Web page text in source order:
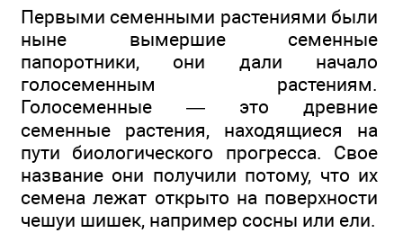
Первыми семенными растениями были
ныне вымершие семенные
папоротники, они дали начало
голосеменным растениям.
Голосеменные — это древние
семенные растения, находящиеся на
пути биологического прогресса. Свое
название они получили потому, что их
семена лежат открыто на поверхности
чешуи шишек, например сосны или ели.